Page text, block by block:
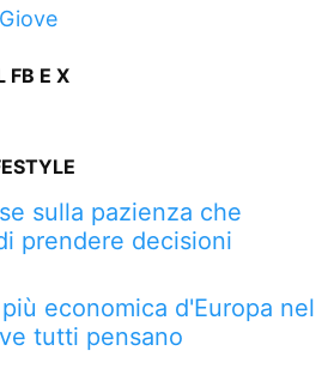
FB E X
sulla pazienza che
prendere decisioni
economica d'Europa nel
tutti pensano